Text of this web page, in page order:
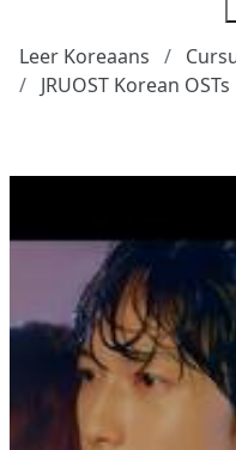
Leer Koreaans
JRUOST Korean OSTs